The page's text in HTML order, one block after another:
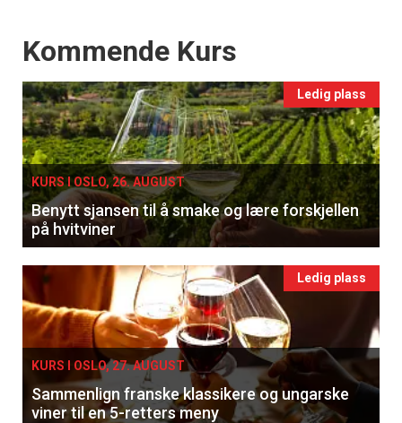
Events
Kommende Kurs
Ledig plass
KURS I OSLO, 26. AUGUST
Benytt sjansen til å smake og lære forskjellen
på hvitviner
Ledig plass
KURS I OSLO, 27. AUGUST
Sammenlign franske klassikere og ungarske
viner til en 5-retters meny